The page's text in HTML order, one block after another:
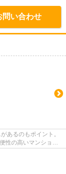
問い合わせ
あるのもポイント。
性の高いマンション